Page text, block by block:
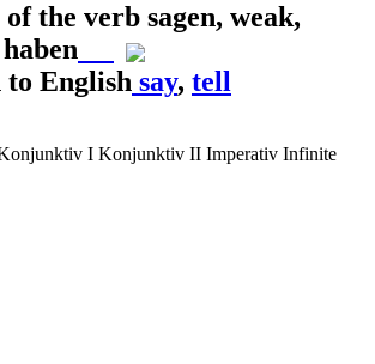
the verb sagen, weak,
say, tell
I Konjunktiv II Imperativ Infinite